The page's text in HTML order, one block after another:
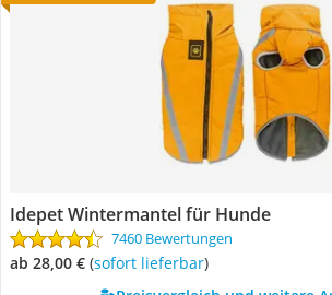
Idepet Wintermantel für Hunde
7460 Bewertungen
ab 28,00 € ( Sofort lieferbar)